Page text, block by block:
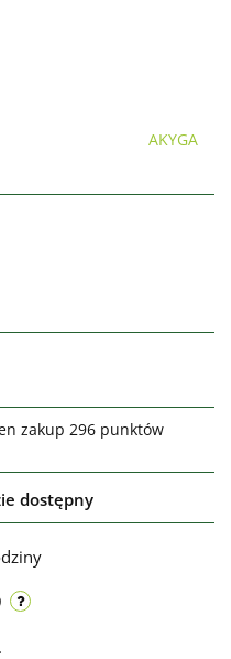
AKYGA
zakup 296 punktów
dostępny